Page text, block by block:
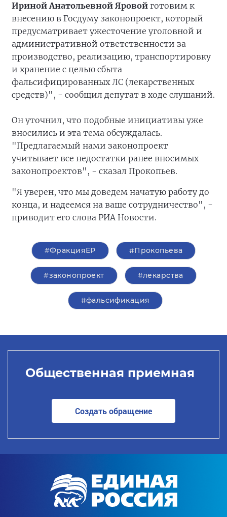
Ириной Анатольевной Яровой готовим к
внесению в Госдуму законопроект, который
предусматривает ужесточение уголовной и
административной ответственности за
производство, реализацию, транспортировку
и хранение с целью сбыта
фальсифицированных ЛС (лекарственных
средств)", - сообщил депутат в ходе слушаний.
Он уточнил, что подобные инициативы уже
вносились и эта тема обсуждалась.
"Предлагаемый нами законопроект
учитывает все недостатки ранее вносимых
законопроектов", - сказал Прокопьев.
"Я уверен, что мы доведем начатую работу до
конца, и надеемся на ваше сотрудничество", -
приводит его слова РИА Новости.
#ФракцияЕР #Прокопьева
#законопроект #лекарства
#фальсификация
Общественная приемная
Создать обращение